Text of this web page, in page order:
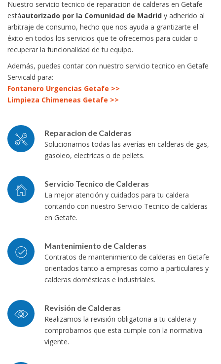
Nuestro servicio tecnico de reparacion de calderas en Getafe
estáautorizado por la Comunidad de Madrid y adherido al
arbitraje de consumo, hecho que nos ayuda a grantizarte el
éxito en todos los servicios que te ofrecemos para cuidar o
recuperar la funcionalidad de tu equipo.
Además, puedes contar con nuestro servicio tecnico en Getafe
Servicald para:
Fontanero Urgencias Getafe >>
Limpieza Chimeneas Getafe >>
Reparacion de Calderas
Solucionamos todas las averías en calderas de gas,
gasoleo, electricas o de pellets.
Servicio Tecnico de Calderas
La mejor atención y cuidados para tu caldera
contando con nuestro Servicio Tecnico de calderas
en Getafe.
Mantenimiento de Calderas
Contratos de mantenimiento de calderas en Getafe
orientados tanto a empresas como a particulares y
calderas domésticas e industriales.
Revisión de Calderas
Realizamos la revisión obligatoria a tu caldera y
comprobamos que esta cumple con la normativa
vigente.